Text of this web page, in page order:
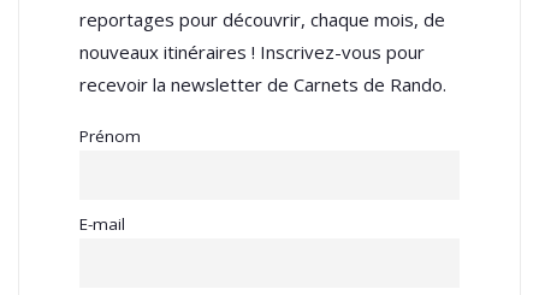
reportages pour découvrir, chaque mois, de
nouveaux itinéraires ! Inscrivez-vous pour
recevoir la newsletter de Carnets de Rando.
Prénom
E-mail